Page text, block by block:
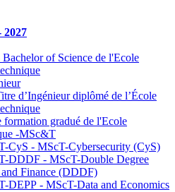
2027
of Science de l'Ecole
d’Ingénieur diplômé de l’École
formation gradué de l'Ecole
-MSc&T
CyS - MScT-Cybersecurity (CyS)
DDDF - MScT-Double Degree
Finance (DDDF)
DEPP - MScT-Data and Economics